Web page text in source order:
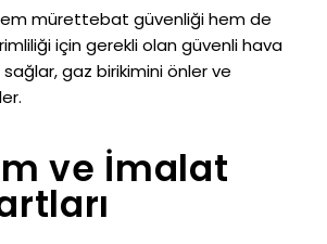
mürettebat güvenliği hem de
için gerekli olan güvenli hava
gaz birikimini önler ve
ve İmalat